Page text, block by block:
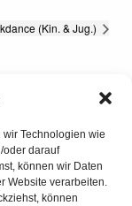
Technologien wie
oder darauf
können wir Daten
Website verarbeiten.
können
(Kin. & Jug.)